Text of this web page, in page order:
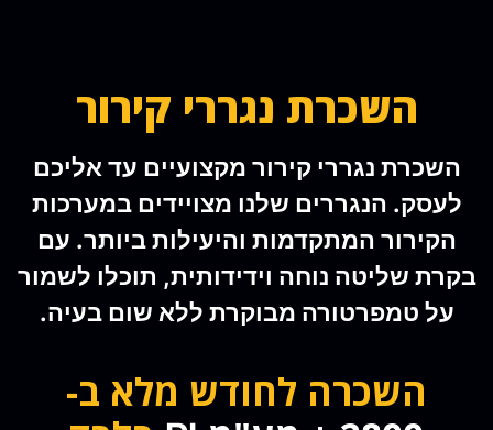
השכרת נגררי קירור
השכרת נגררי קירור מקצועיים עד אליכם
לעסק. הנגררים שלנו מצויידים במערכות
הקירור המתקדמות והיעילות ביותר. עם
בקרת שליטה נוחה וידידותית, תוכלו לשמור
על טמפרטורה מבוקרת ללא שום בעיה.
השכרה לחודש מלא ב-